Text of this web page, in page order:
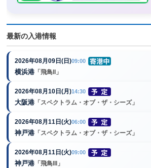
最新の入港情報
2026年08月09日(日)09:00
横浜港 「飛鳥II」
2026年08月10日(月)14:30
大阪港 「スペクトラム・オブ・ザ・シーズ」
2026年08月11日(火)06:00
神戸港 「スペクトラム・オブ・ザ・シーズ」
2026年08月11日(火)09:00
神戸港 「飛鳥III」